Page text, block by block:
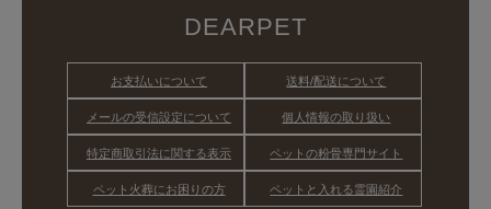
DEARPET
お支払いについて 送料/配送について
メールの受信設定について 個人情報の取り扱い
特定商取引法に関する表示 ペットの粉骨専門サイト
ペット火葬にお困りの方 ペットと入れる霊園紹介